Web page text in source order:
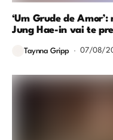
‘Um Grude de
Jung Hae-in vai te
Taynna Gripp 07/08/